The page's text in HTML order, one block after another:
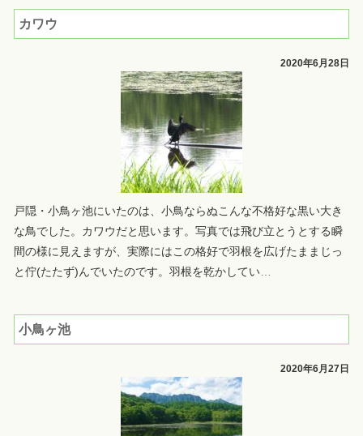
カワウ
2020年6月28日
戸隠・小鳥ヶ池にいたのは、小鳥ならぬこんな不格好な黒い大き
な鳥でした。カワウだと思います。写真では飛び立とうとする瞬
間の様に見えますが、実際にはこの格好で羽根を広げたままじっ
と佇(たたず)んでいたのです。羽根を乾かしてい…
小鳥ヶ池
2020年6月27日